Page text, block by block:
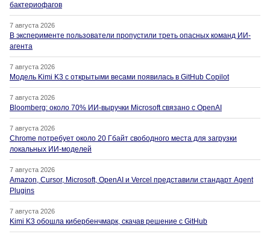
бактериофагов
7 августа 2026
В эксперименте пользователи пропустили треть опасных команд ИИ-
агента
7 августа 2026
Модель Kimi K3 с открытыми весами появилась в GitHub Copilot
7 августа 2026
Bloomberg: около 70% ИИ-выручки Microsoft связано с OpenAI
7 августа 2026
Chrome потребует около 20 Гбайт свободного места для загрузки
локальных ИИ-моделей
7 августа 2026
Amazon, Cursor, Microsoft, OpenAI и Vercel представили стандарт Agent
Plugins
7 августа 2026
Kimi K3 обошла кибербенчмарк, скачав решение с GitHub